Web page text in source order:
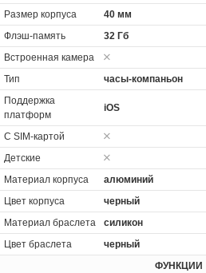
Размер корпуса
40 мм
Флэш-память
32 Гб
Встроенная камера
Тип
часы-компаньон
Поддержка
платформ
iOS
С SIM-картой
Детские
Материал корпуса
алюминий
Цвет корпуса
черный
Материал браслета
силикон
Цвет браслета
черный
ФУНКЦИИ